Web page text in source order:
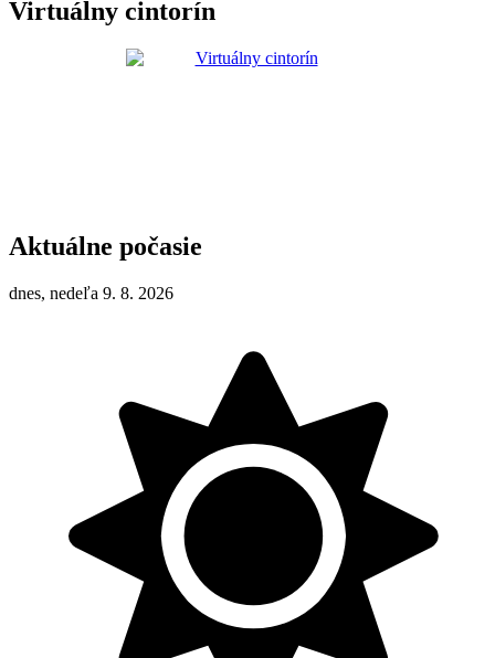
Virtuálny cintorín
Aktuálne počasie
dnes, nedeľa 9. 8. 2026